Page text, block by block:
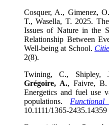
Cosquer, A., Gimenez,
T., Wasella, T. 2025.
Issues of Nature in the
Relationship Between
Well-being at School.
2(8).
Twining, C., Shipley,
Grégoire, A., Faivre, B.
Energetics and fuel use
populations.
10.1111/1365-2435.14359